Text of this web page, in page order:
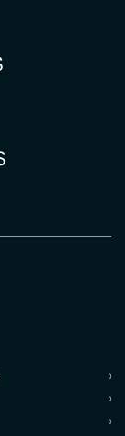
›
›
›